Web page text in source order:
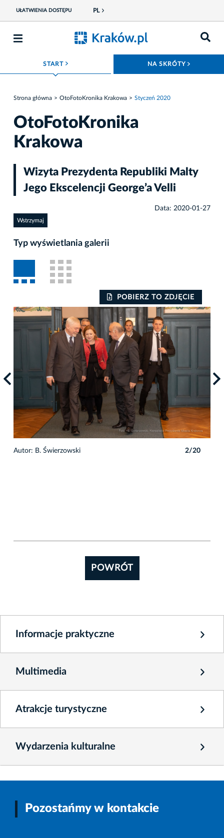
UŁATWIENIA DOSTĘPU PL
START ROZWIŃ MENU NA SKRÓTY
Strona główna OtoFotoKronika Krakowa Styczeń 2020
OtoFotoKronika
Krakowa
Wizyta Prezydenta Republiki Malty
Jego Ekscelencji George’a Velli
Data: 2020-01-27
Wstrzymaj
Typ wyświetlania galerii
POBIERZ TO ZDJĘCIE
Autor: B. Świerzowski 2/20
POWRÓT
Informacje praktyczne
Multimedia
Atrakcje turystyczne
Wydarzenia kulturalne
Pozostańmy w kontakcie